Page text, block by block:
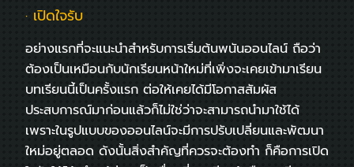
· เปิดใจรับ
อย่างแรกที่จะแนะนำสำหรับการเริ่มต้นพนันออนไลน์ ถือว่า
ต้องเป็นเหมือนกับนักเรียนหน้าใหม่ที่เพิ่งจะเคยเข้ามาเรียน
บทเรียนนี้เป็นครั้งแรก ต่อให้เคยได้มีโอกาสสัมผัส
ประสบการณ์มาก่อนแล้วก็ไม่ใช่ว่าจะสามารถนำมาใช้ได้
เพราะในรูปแบบของออนไลน์จะมีการปรับเปลี่ยนและพัฒนา
ใหม่อยู่ตลอด ดังนั้นสิ่งสำคัญที่ควรจะต้องทำ ก็คือการเปิด